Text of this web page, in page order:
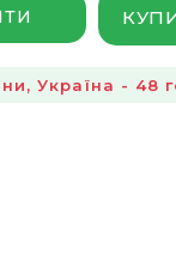
Україна - 48